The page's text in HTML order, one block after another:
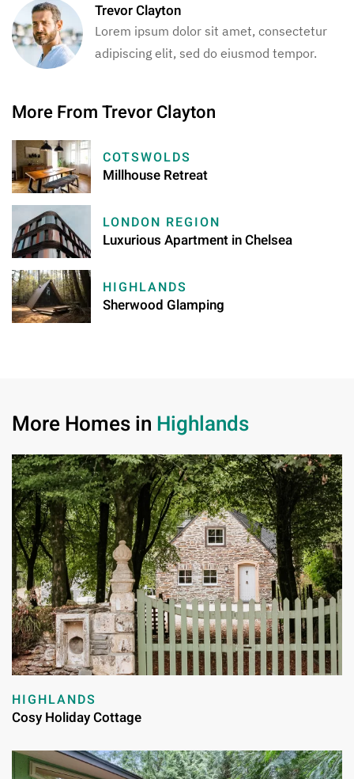
Trevor Clayton
Lorem ipsum dolor sit amet, consectetur
adipiscing elit, sed do eiusmod tempor.
More From Trevor Clayton
COTSWOLDS
Millhouse Retreat
LONDON REGION
Luxurious Apartment in Chelsea
HIGHLANDS
Sherwood Glamping
More Homes in Highlands
HIGHLANDS
Cosy Holiday Cottage